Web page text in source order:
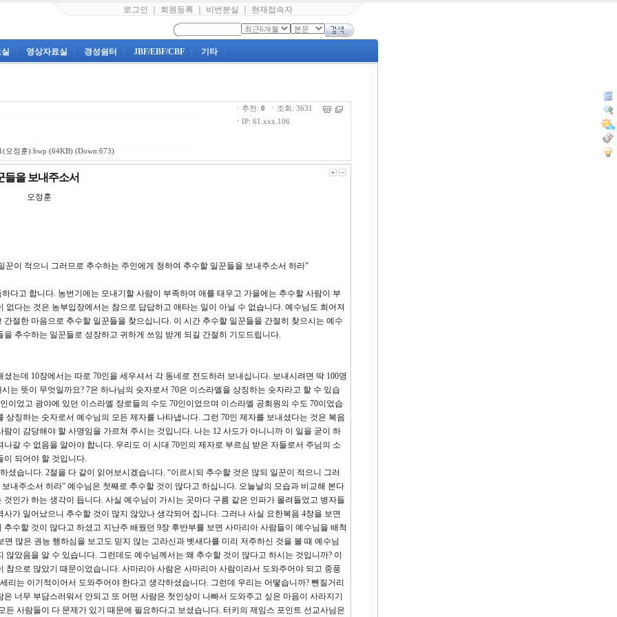
로그인 회원등록 비번분실 현재접속자
영상자료실 경성쉼터 JBF/EBF/CBF 기타
오정훈).hwp (64KB) (Down:673)
ㆍ추천: 0 ㆍ조회: 3631
ㆍ IP: 61.xxx.106
들을 보내주소서
오정훈
꾼이 적으니 그러므로 추수하는 주인에게 청하여 추수할 일꾼들을 보내주소서 하라”
다고 합니다. 농번기에는 모내기할 사람이 부족하여 애를 태우고 가을에는 추수할 사람이 부
없다는 것은 농부입장에서는 참으로 답답하고 애타는 일이 아닐 수 없습니다. 예수님도 희어져
절한 마음으로 추수할 일꾼들을 찾으십니다. 이 시간 추수할 일꾼들을 간절히 찾으시는 예수
추수하는 일꾼들로 성장하고 귀하게 쓰임 받게 되길 간절히 기도드립니다.
는데 10장에서는 따로 70인을 세우셔서 각 동네로 전도하러 보내십니다. 보내시려면 딱 100명
는 뜻이 무엇일까요? 7은 하나님의 숫자로서 70은 이스라엘을 상징하는 숫자라고 할 수 있습
이었고 광야에 있던 이스라엘 장로들의 수도 70인이었으며 이스라엘 공회원의 수도 70이었습
상징하는 숫자로서 예수님의 모든 제자를 나타냅니다. 그런 70인 제자를 보내셨다는 것은 복음
이 감당해야 할 사명임을 가르쳐 주시는 것입니다. 나는 12 사도가 아니니까 이 일을 굳이 하
갈 수 없음을 알아야 합니다. 우리도 이 시대 70인의 제자로 부르심 받은 자들로서 주님의 소
이 되어야 할 것입니다.
습니다. 2절을 다 같이 읽어보시겠습니다. “이르시되 추수할 것은 많되 일꾼이 적으니 그러
내주소서 하라” 예수님은 첫째로 추수할 것이 많다고 하십니다. 오늘날의 모습과 비교해 본다
인가 하는 생각이 듭니다. 사실 예수님이 가시는 곳마다 구름 같은 인파가 몰려들었고 병자들
가 일어났으니 추수할 것이 많지 않았나 생각되어 집니다. 그러나 사실 요한복음 4장을 보면
수할 것이 많다고 하셨고 지난주 배웠던 9장 후반부를 보면 사마리아 사람들이 예수님을 배척
면 많은 권능 행하심을 보고도 믿지 않는 고라신과 벳새다를 미리 저주하신 것을 볼 때 예수님
았음을 알 수 있습니다. 그런데도 예수님께서는 왜 추수할 것이 많다고 하시는 것입니까? 이
참으로 많았기 때문이었습니다. 사마리아 사람은 사마리아 사람이라서 도와주어야 되고 중풍
리는 이기적이어서 도와주어야 한다고 생각하셨습니다. 그런데 우리는 어떻습니까? 뺀질거리
너무 부담스러워서 안되고 또 어떤 사람은 첫인상이 나빠서 도와주고 싶은 마음이 사라지기
든 사람들이 다 문제가 있기 때문에 필요하다고 보셨습니다. 터키의 제임스 포인트 선교사님은